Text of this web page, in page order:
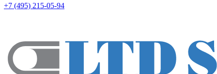
+7 (495) 215-05-94